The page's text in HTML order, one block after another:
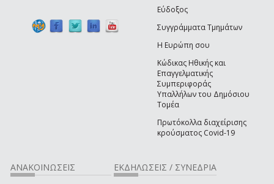
Εύδοξος
Συγγράμματα Τμημάτων
Η Ευρώπη σου
Κώδικας Ηθικής και
Επαγγελματικής
Συμπεριφοράς
Υπαλλήλων του Δημόσιου
Τομέα
Πρωτόκολλα διαχείρισης
κρούσματος Covid-19
ΑΝΑΚΟΙΝΩΣΕΙΣ ΕΚΔΗΛΩΣΕΙΣ / ΣΥΝΕΔΡΙΑ